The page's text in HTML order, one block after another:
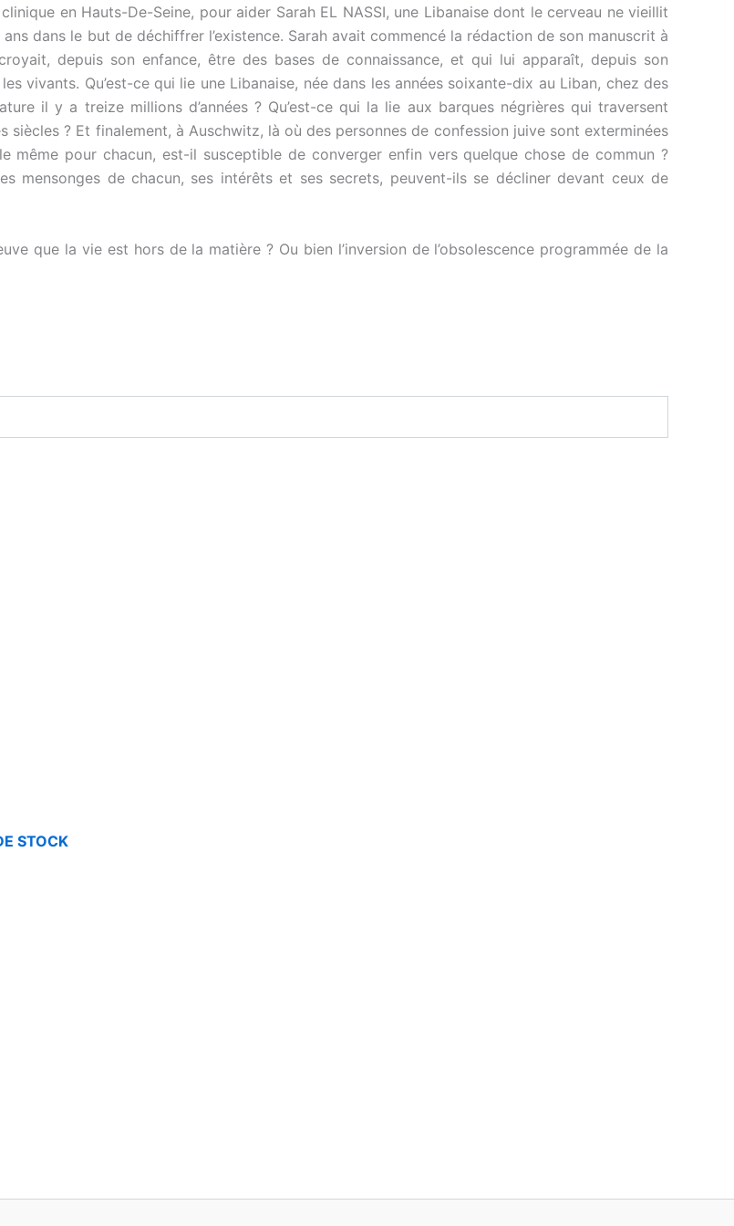
en Hauts-De-Seine, pour aider Sarah EL NASSI, une Libanaise dont le cerveau ne vieillit
dans le but de déchiffrer l’existence. Sarah avait commencé la rédaction de son manuscrit à
depuis son enfance, être des bases de connaissance, et qui lui apparaît, depuis son
vivants. Qu’est-ce qui lie une Libanaise, née dans les années soixante-dix au Liban, chez des
il y a treize millions d’années ? Qu’est-ce qui la lie aux barques négrières qui traversent
siècles ? Et finalement, à Auschwitz, là où des personnes de confession juive sont exterminées
même pour chacun, est-il susceptible de converger enfin vers quelque chose de commun ?
mensonges de chacun, ses intérêts et ses secrets, peuvent-ils se décliner devant ceux de
que la vie est hors de la matière ? Ou bien l’inversion de l’obsolescence programmée de la
STOCK